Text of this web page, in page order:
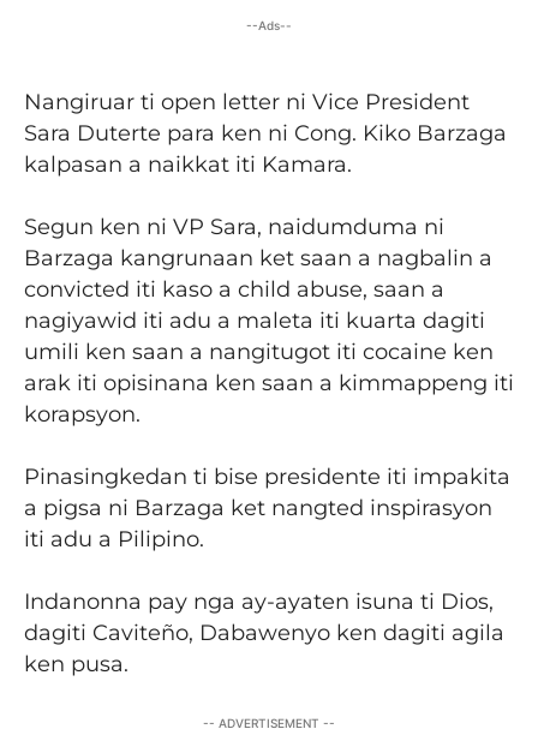
--Ads--
Nangiruar ti open letter ni Vice President
Sara Duterte para ken ni Cong. Kiko Barzaga
kalpasan a naikkat iti Kamara.
Segun ken ni VP Sara, naidumduma ni
Barzaga kangrunaan ket saan a nagbalin a
convicted iti kaso a child abuse, saan a
nagiyawid iti adu a maleta iti kuarta dagiti
umili ken saan a nangitugot iti cocaine ken
arak iti opisinana ken saan a kimmappeng iti
korapsyon.
Pinasingkedan ti bise presidente iti impakita
a pigsa ni Barzaga ket nangted inspirasyon
iti adu a Pilipino.
Indanonna pay nga ay-ayaten isuna ti Dios,
dagiti Caviteño, Dabawenyo ken dagiti agila
ken pusa.
-- ADVERTISEMENT --